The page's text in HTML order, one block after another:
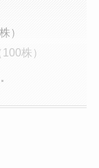
）
株）